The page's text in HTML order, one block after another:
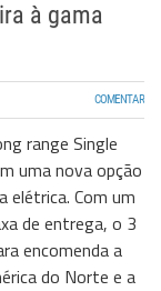
à gama
COMENTAR
range Single
uma nova opção
elétrica. Com um
de entrega, o 3
encomenda a
do Norte e a